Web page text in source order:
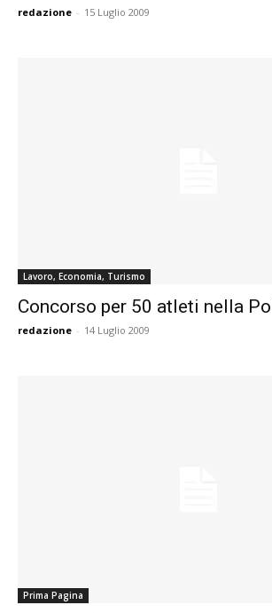
redazione - 15 Luglio 2009
Lavoro, Economia, Turismo
Concorso per 50 atleti nella
redazione - 14 Luglio 2009
Prima Pagina